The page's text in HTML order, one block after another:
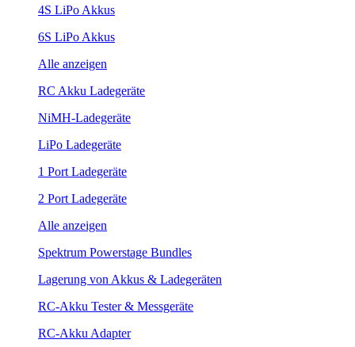
4S LiPo Akkus
6S LiPo Akkus
Alle anzeigen
RC Akku Ladegeräte
NiMH-Ladegeräte
LiPo Ladegeräte
1 Port Ladegeräte
2 Port Ladegeräte
Alle anzeigen
Spektrum Powerstage Bundles
Lagerung von Akkus & Ladegeräten
RC-Akku Tester & Messgeräte
RC-Akku Adapter